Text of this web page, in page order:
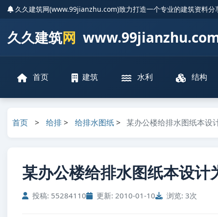
久久建筑网(www.99jianzhu.com)致力打造一个专业的建筑资料分
久久建筑网
首页 建筑 水利 结构
首页 > 给排> 给排水图纸> 某办公楼给排水图纸本设
某办公楼给排水图纸本设
投稿: 55284110 更新: 2010-01-10 浏览: 3次